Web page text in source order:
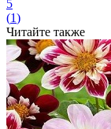
5
(1)
Читайте также